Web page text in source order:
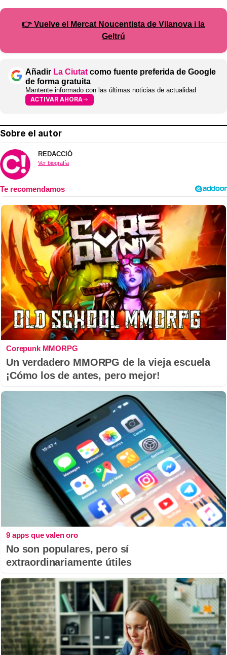
👉 Vuelve el Mercat Noucentista de Vilanova i la
Geltrú
Añadir La Ciutat como fuente preferida de Google
de forma gratuita
Mantente informado con las últimas noticias de actualidad
ACTIVAR AHORA
Sobre el autor
REDACCIÓ
Ver biografía
Corepunk MMORPG
Un verdadero MMORPG de la vieja escuela
¡Cómo los de antes, pero mejor!
9 apps que valen oro
No son populares, pero sí
extraordinariamente útiles